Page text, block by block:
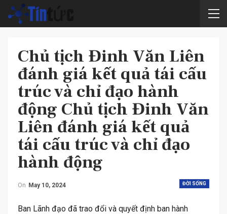
Chủ tịch Đinh Văn Liên
đánh giá kết quả tái cấu
trúc và chỉ đạo hành
động Chủ tịch Đinh Văn
Liên đánh giá kết quả
tái cấu trúc và chỉ đạo
hành động
ĐỜI SỐNG
On May 10, 2024
Ban Lãnh đạo đã trao đổi và quyết định ban hành